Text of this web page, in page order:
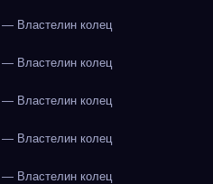
Властелин колец
Властелин колец
Властелин колец
Властелин колец
Властелин колец